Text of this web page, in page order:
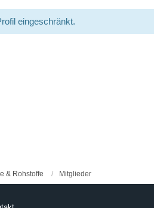
& Rohstoffe Mitglieder
eingeschränkt.